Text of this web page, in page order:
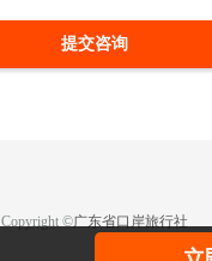
提交咨询
Copyright ©广东省口岸旅行社